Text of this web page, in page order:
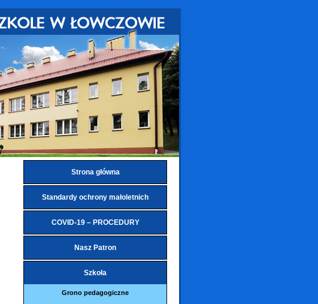
Strona główna
Standardy ochrony małoletnich
COVID-19 – PROCEDURY
Nasz Patron
Szkoła
Grono pedagogiczne